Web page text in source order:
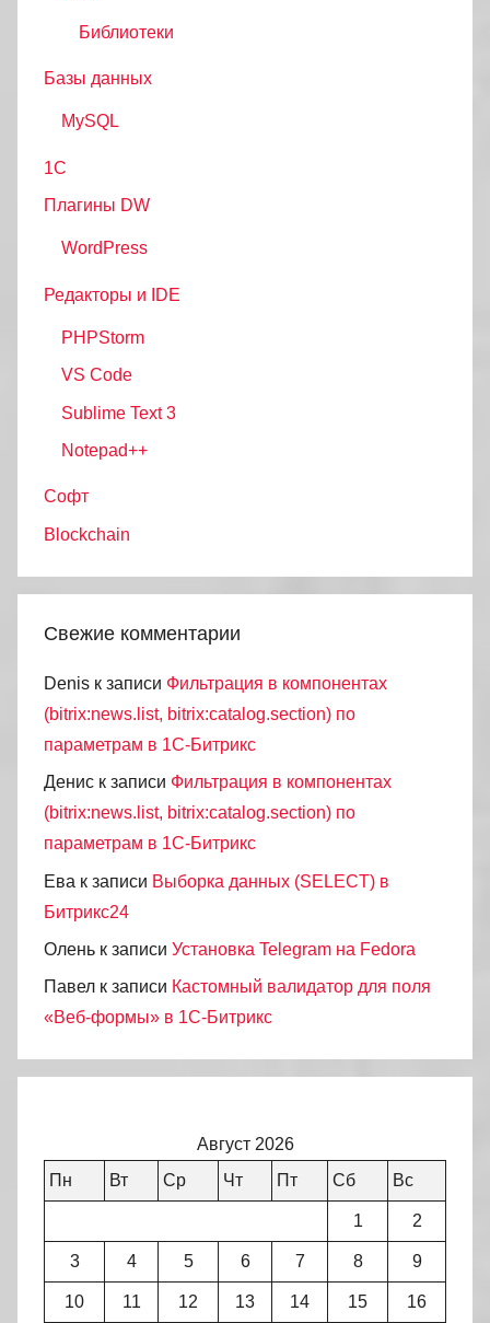
Библиотеки
Базы данных
MySQL
1С
Плагины DW
WordPress
Редакторы и IDE
PHPStorm
VS Code
Sublime Text 3
Notepad++
Софт
Blockchain
Свежие комментарии
Denis к записи Фильтрация в компонентах
(bitrix:news.list, bitrix:catalog.section) по
параметрам в 1С-Битрикс
Денис к записи Фильтрация в компонентах
(bitrix:news.list, bitrix:catalog.section) по
параметрам в 1С-Битрикс
Ева к записи Выборка данных (SELECT) в
Битрикс24
Олень к записи Установка Telegram на Fedora
Павел к записи Кастомный валидатор для поля
«Веб-формы» в 1С-Битрикс
Август 2026
Пн
Вт Ср Чт Пт Сб Вс
1 2
3 4 5 6 7 8 9
10 11 12 13 14 15 16